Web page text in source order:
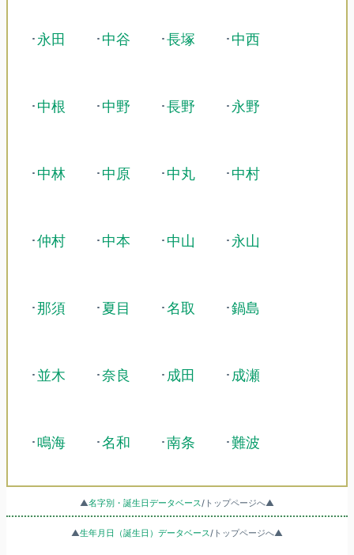
･永田 ･中谷 ･長塚 ･中西
･中根 ･中野 ･長野 ･永野
･中林 ･中原 ･中丸 ･中村
･仲村 ･中本 ･中山 ･永山
･那須 ･夏目 ･名取 ･鍋島
･並木 ･奈良 ･ 成田 ･ 成瀬
･鳴海 ･名和 ･南条 ･難波
▲名字別・誕生日データベース/トップページへ▲
▲生年月日（誕生日）データベース/トップページへ▲